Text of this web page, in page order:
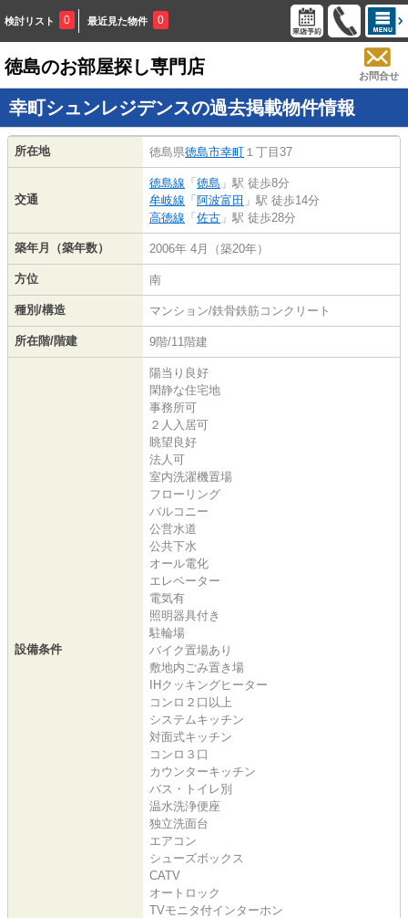
検討リスト 0 最近見た物件 0
徳島のお部屋探し専門店 お問合せ
幸町シュンレジデンスの過去掲載物件情報
所在地 徳島県徳島市幸町 １丁目37
交通
徳島線 「 徳島 」駅 徒歩8分
牟岐線 「 阿波富田 」駅 徒歩14分
高徳線 「 佐古 」駅 徒歩28分
築年月（築年数） 2006年 4月（築20年）
方位 南
種別/構造 マンション/鉄骨鉄筋コンクリート
所在階/階建 9階/11階建
設備条件
陽当り良好
閑静な住宅地
事務所可
２人入居可
眺望良好
法人可
室内洗濯機置場
フローリング
バルコニー
公営水道
公共下水
オール電化
エレベーター
電気有
照明器具付き
駐輪場
バイク置場あり
敷地内ごみ置き場
IHクッキングヒーター
コンロ２口以上
システムキッチン
対面式キッチン
コンロ３口
カウンターキッチン
バス・トイレ別
温水洗浄便座
独立洗面台
エアコン
シューズボックス
CATV
オートロック
TVモニタ付インターホン